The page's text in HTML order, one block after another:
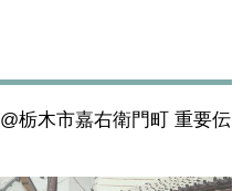
@栃木市嘉右衛門町 重要伝